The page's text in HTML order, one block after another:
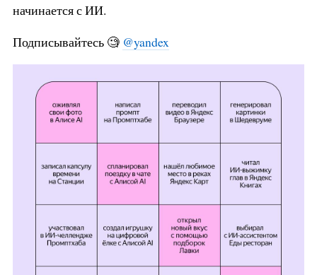
начинается с ИИ.
Подписывайтесь 🧐 @yandex